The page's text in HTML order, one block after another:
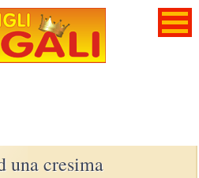
una cresima